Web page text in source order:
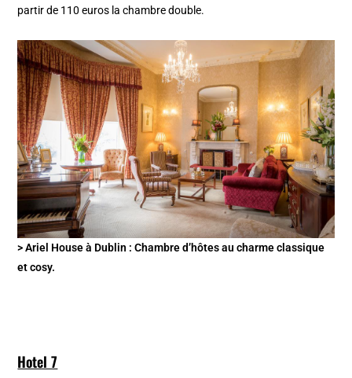
partir de 110 euros la chambre double.
> Ariel House à Dublin : Chambre d’hôtes au charme classique
et cosy.
Hotel 7